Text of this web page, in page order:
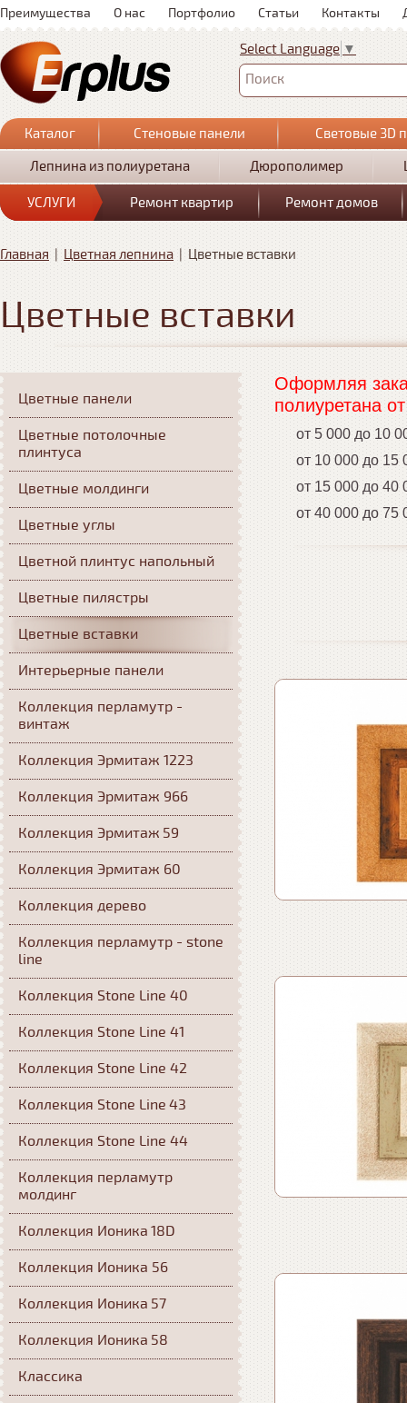
Преимущества О нас Портфолио Статьи Контакты
Select Language ▼
Поиск
Каталог Стеновые панели
Световые 3D
Лепнина из полиуретана
Дюрополимер
УСЛУГИ Ремонт квартир Ремонт домов
Главная | Цветная лепнина | Цветные вставки
Цветные вставки
Оформляя
полиуретана
от 5 000 до 10
от 10 000 до 15
от 15 000 до 40
от 40 000 до 75
Цветные панели
Цветные потолочные
плинтуса
Цветные молдинги
Цветные углы
Цветной плинтус напольный
Цветные пилястры
Цветные вставки
Интерьерные панели
Коллекция перламутр -
винтаж
Коллекция Эрмитаж 1223
Коллекция Эрмитаж 966
Коллекция Эрмитаж 59
Коллекция Эрмитаж 60
Коллекция дерево
Коллекция перламутр - stone
line
Коллекция Stone Line 40
Коллекция Stone Line 41
Коллекция Stone Line 42
Коллекция Stone Line 43
Коллекция Stone Line 44
Коллекция перламутр
молдинг
Коллекция Ионика 18D
Коллекция Ионика 56
Коллекция Ионика 57
Коллекция Ионика 58
Классика